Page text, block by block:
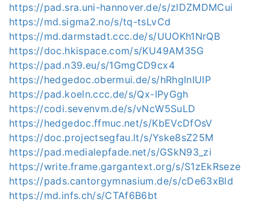
https://pad.sra.uni-hannover.de/s/zlDZMDMCui
https://md.sigma2.no/s/tq-tsLvCd
https://md.darmstadt.ccc.de/s/UUOKh1NrQB
https://doc.hkispace.com/s/KU49AM35G
https://pad.n39.eu/s/1GmgCD9cx4
https://hedgedoc.obermui.de/s/hRhglnIUIP
https://pad.koeln.ccc.de/s/Qx-IPyGgh
https://codi.sevenvm.de/s/vNcW5SuLD
https://hedgedoc.ffmuc.net/s/KbEVcDfOsV
https://doc.projectsegfau.lt/s/Yske8sZ25M
https://pad.medialepfade.net/s/GSkN93_zi
https://write.frame.gargantext.org/s/S1zEkRseze
https://pads.cantorgymnasium.de/s/cDe63xBld
https://md.infs.ch/s/CTAf6B6bt